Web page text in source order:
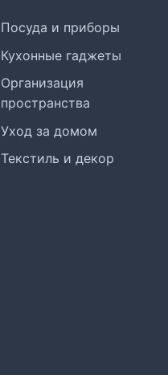
Посуда и приборы
Кухонные гаджеты
Организация
пространства
Уход за домом
Текстиль и декор